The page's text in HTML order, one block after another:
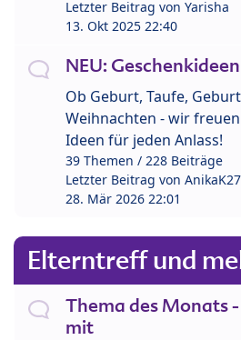
Letzter Beitrag von Yarisha
13. Okt 2025 22:40
NEU: Geschenkideen
Ob Geburt, Taufe,
Weihnachten - wir
Ideen für jeden Anlass!
39 Themen / 228 Beiträge
Letzter Beitrag von AnikaK27
28. Mär 2026 22:01
Elterntreff und
Thema des Monats
mit